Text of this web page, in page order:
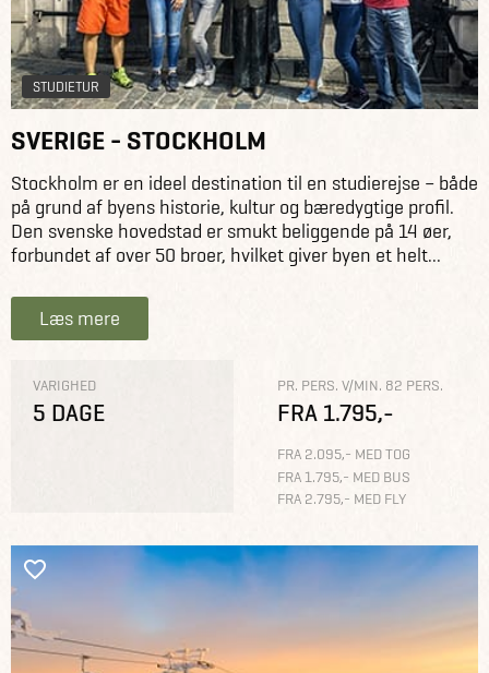
STUDIETUR
SVERIGE - STOCKHOLM
Stockholm er en ideel destination til en studierejse – både
på grund af byens historie, kultur og bæredygtige profil.
Den svenske hovedstad er smukt beliggende på 14 øer,
forbundet af over 50 broer, hvilket giver byen et helt...
Læs mere
VARIGHED
5 DAGE
PR. PERS. V/MIN. 82 PERS.
FRA 1.795,-
FRA 2.095,- MED TOG
FRA 1.795,- MED BUS
FRA 2.795,- MED FLY